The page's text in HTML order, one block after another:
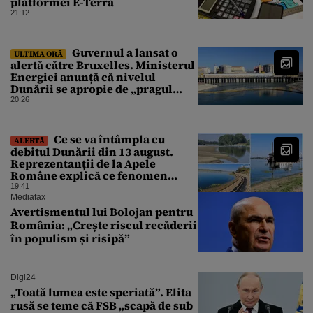
21:12
ULTIMA ORĂ
Guvernul a lansat o
alertă către Bruxelles. Ministerul
Energiei anunță că nivelul
Dunării se apropie de „pragul
critic”, iar centrala de la
20:26
ALERTĂ
Ce se va întâmpla cu
debitul Dunării din 13 august.
Reprezentanții de la Apele
Române explică ce fenomen
urmează
19:41
Mediafax
Avertismentul lui Bolojan pentru
România: „Crește riscul recăderii
în populism și risipă”
Digi24
„Toată lumea este speriată”. Elita
rusă se teme că FSB „scapă de sub